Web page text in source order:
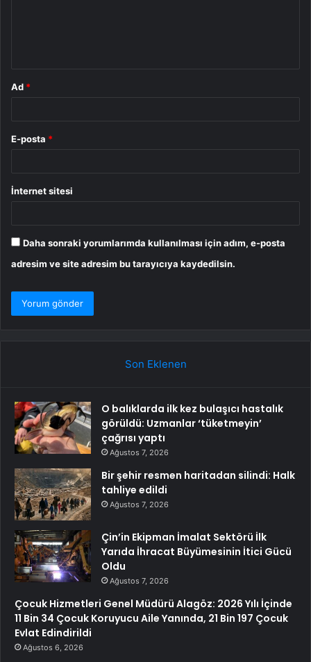
Ad *
E-posta *
İnternet sitesi
Daha sonraki yorumlarımda kullanılması için adım, e-posta
adresim ve site adresim bu tarayıcıya kaydedilsin.
Son Eklenen
O balıklarda ilk kez bulaşıcı hastalık
görüldü: Uzmanlar ‘tüketmeyin’
çağrısı yaptı
Ağustos 7, 2026
Bir şehir resmen haritadan silindi: Halk
tahliye edildi
Ağustos 7, 2026
Çin’in Ekipman İmalat Sektörü İlk
Yarıda İhracat Büyümesinin İtici Gücü
Oldu
Ağustos 7, 2026
Çocuk Hizmetleri Genel Müdürü Alagöz: 2026 Yılı İçinde
11 Bin 34 Çocuk Koruyucu Aile Yanında, 21 Bin 197 Çocuk
Evlat Edindirildi
Ağustos 6, 2026